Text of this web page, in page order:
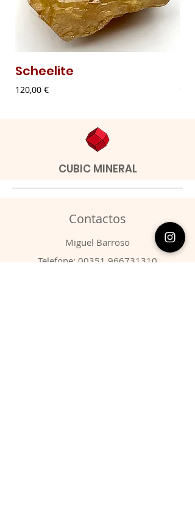
Scheelite
Preço
120,00 € 9,00
CUBIC MINERAL
Contactos
​Miguel Barroso
Telefone: 00351 966731310